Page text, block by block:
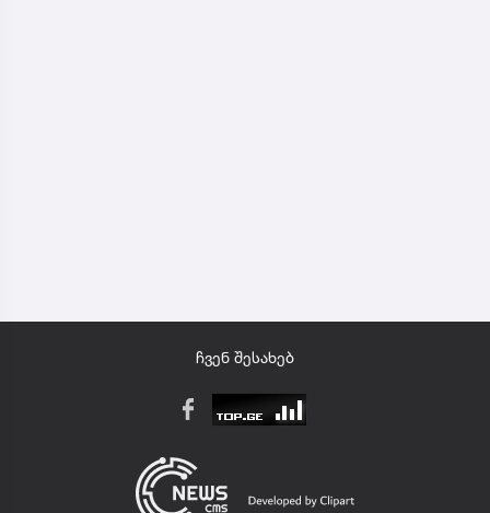
ჩვენ შესახებ